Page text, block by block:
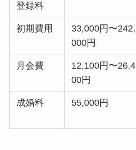
登録料
初期費用
33,000円〜242,
000円
月会費
12,100円〜26,4
00円
成婚料 55,000円